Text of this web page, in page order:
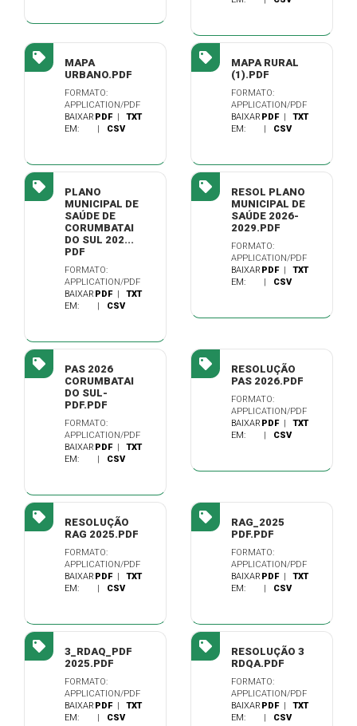
MAPA
URBANO.PDF
FORMATO:
APPLICATION/PDF
BAIXAR
EM:
PDF |TXT
| CSV
MAPA RURAL
(1).PDF
FORMATO:
APPLICATION/PDF
BAIXAR
EM:
PDF |TXT
| CSV
PLANO
MUNICIPAL DE
SAÚDE DE
CORUMBATAI
DO SUL 202...
PDF
FORMATO:
APPLICATION/PDF
BAIXAR
EM:
PDF |TXT
| CSV
RESOL PLANO
MUNICIPAL DE
SAÚDE 2026-
2029.PDF
FORMATO:
APPLICATION/PDF
BAIXAR
EM:
PDF |TXT
| CSV
PAS 2026
CORUMBATAI
DO SUL-
PDF.PDF
FORMATO:
APPLICATION/PDF
BAIXAR
EM:
PDF |TXT
| CSV
RESOLUÇÃO
PAS 2026.PDF
FORMATO:
APPLICATION/PDF
BAIXAR
EM:
PDF |TXT
| CSV
RESOLUÇÃO
RAG 2025.PDF
FORMATO:
APPLICATION/PDF
BAIXAR
EM:
PDF |TXT
| CSV
RAG_2025
PDF.PDF
FORMATO:
APPLICATION/PDF
BAIXAR
EM:
PDF |TXT
| CSV
3_RDAQ_PDF
2025.PDF
FORMATO:
APPLICATION/PDF
BAIXAR
EM:
PDF |TXT
| CSV
RESOLUÇÃO 3
RDQA.PDF
FORMATO:
APPLICATION/PDF
BAIXAR
EM:
PDF |TXT
| CSV